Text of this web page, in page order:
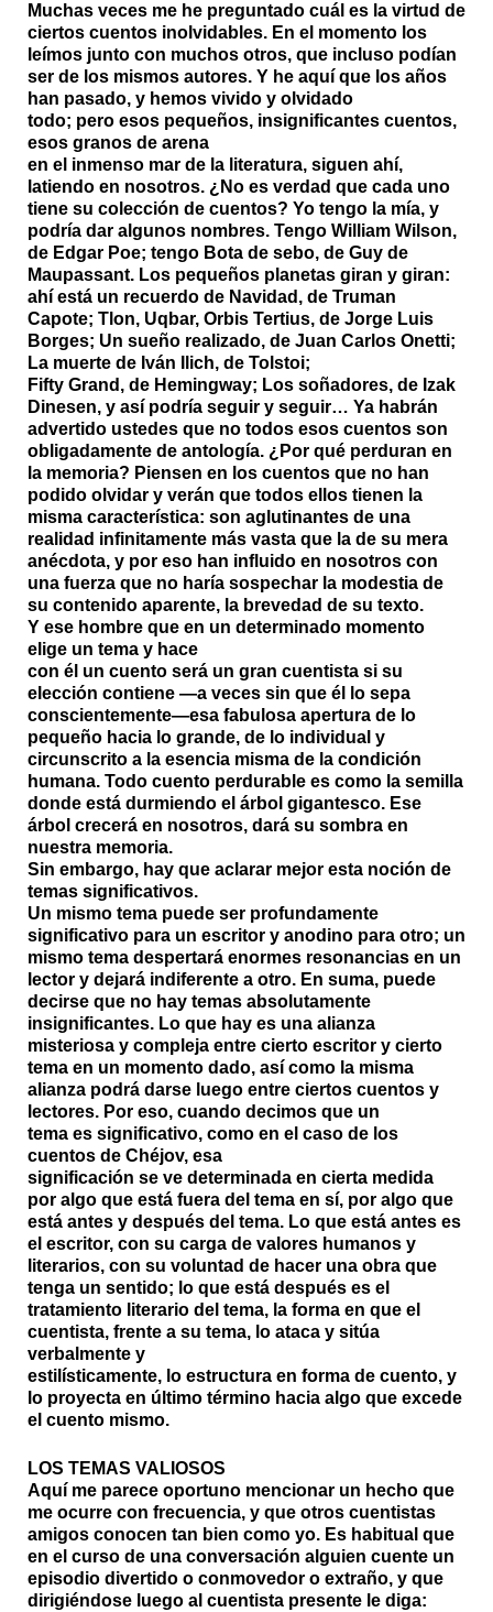
Muchas veces me he preguntado cuál es la virtud de
ciertos cuentos inolvidables. En el momento los
leímos junto con muchos otros, que incluso podían
ser de los mismos autores. Y he aquí que los años
han pasado, y hemos vivido y olvidado
todo; pero esos pequeños, insignificantes cuentos,
esos granos de arena
en el inmenso mar de la literatura, siguen ahí,
latiendo en nosotros. ¿No es verdad que cada uno
tiene su colección de cuentos? Yo tengo la mía, y
podría dar algunos nombres. Tengo William Wilson,
de Edgar Poe; tengo Bota de sebo, de Guy de
Maupassant. Los pequeños planetas giran y giran:
ahí está un recuerdo de Navidad, de Truman
Capote; Tlon, Uqbar, Orbis Tertius, de Jorge Luis
Borges; Un sueño realizado, de Juan Carlos Onetti;
La muerte de Iván Ilich, de Tolstoi;
Fifty Grand, de Hemingway; Los soñadores, de Izak
Dinesen, y así podría seguir y seguir… Ya habrán
advertido ustedes que no todos esos cuentos son
obligadamente de antología. ¿Por qué perduran en
la memoria? Piensen en los cuentos que no han
podido olvidar y verán que todos ellos tienen la
misma característica: son aglutinantes de una
realidad infinitamente más vasta que la de su mera
anécdota, y por eso han influido en nosotros con
una fuerza que no haría sospechar la modestia de
su contenido aparente, la brevedad de su texto.
Y ese hombre que en un determinado momento
elige un tema y hace
con él un cuento será un gran cuentista si su
elección contiene —a veces sin que él lo sepa
conscientemente—esa fabulosa apertura de lo
pequeño hacia lo grande, de lo individual y
circunscrito a la esencia misma de la condición
humana. Todo cuento perdurable es como la semilla
donde está durmiendo el árbol gigantesco. Ese
árbol crecerá en nosotros, dará su sombra en
nuestra memoria.
Sin embargo, hay que aclarar mejor esta noción de
temas significativos.
Un mismo tema puede ser profundamente
significativo para un escritor y anodino para otro; un
mismo tema despertará enormes resonancias en un
lector y dejará indiferente a otro. En suma, puede
decirse que no hay temas absolutamente
insignificantes. Lo que hay es una alianza
misteriosa y compleja entre cierto escritor y cierto
tema en un momento dado, así como la misma
alianza podrá darse luego entre ciertos cuentos y
lectores. Por eso, cuando decimos que un
tema es significativo, como en el caso de los
cuentos de Chéjov, esa
significación se ve determinada en cierta medida
por algo que está fuera del tema en sí, por algo que
está antes y después del tema. Lo que está antes es
el escritor, con su carga de valores humanos y
literarios, con su voluntad de hacer una obra que
tenga un sentido; lo que está después es el
tratamiento literario del tema, la forma en que el
cuentista, frente a su tema, lo ataca y sitúa
verbalmente y
estilísticamente, lo estructura en forma de cuento, y
lo proyecta en último término hacia algo que excede
el cuento mismo.
LOS TEMAS VALIOSOS
Aquí me parece oportuno mencionar un hecho que
me ocurre con frecuencia, y que otros cuentistas
amigos conocen tan bien como yo. Es habitual que
en el curso de una conversación alguien cuente un
episodio divertido o conmovedor o extraño, y que
dirigiéndose luego al cuentista presente le diga: